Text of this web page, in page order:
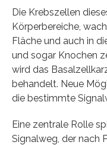
Die Krebszellen
Körperbereiche,
Fläche und auch in
und sogar Knochen
wird das
behandelt. Neue
die bestimmte
Eine zentrale Rolle
Signalweg, der nach